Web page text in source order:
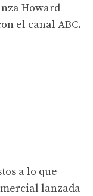
Howard
el canal ABC.
a lo que
lanzada